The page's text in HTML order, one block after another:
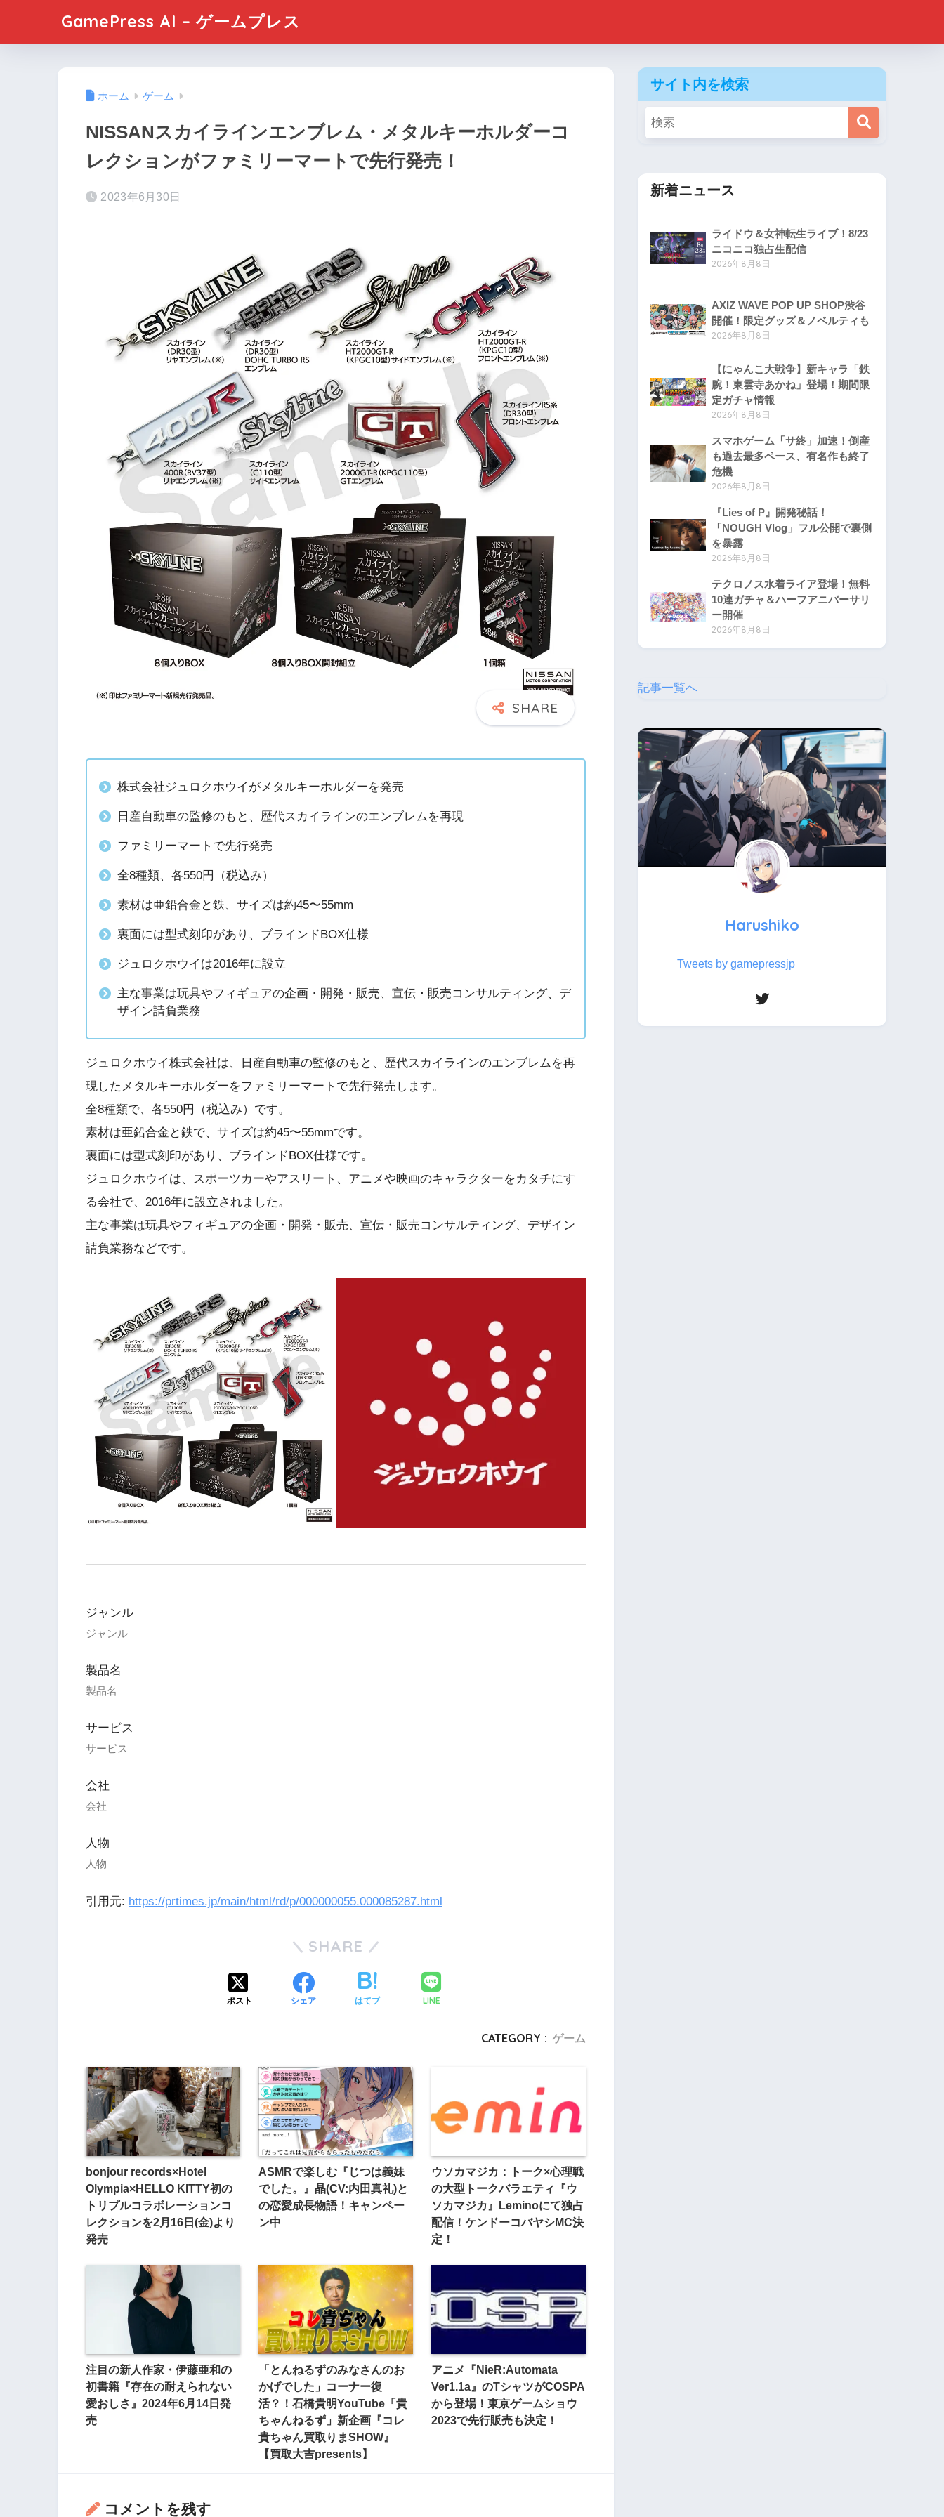
GamePress AI – ゲームプレス
ホーム ゲーム
NISSANスカイラインエンブレム・メタルキーホルダーコ
レクションがファミリーマートで先行発売！
2023年6月30日
株式会社ジュロクホウイがメタルキーホルダーを発売
日産自動車の監修のもと、歴代スカイラインのエンブレムを再現
ファミリーマートで先行発売
全8種類、各550円（税込み）
素材は亜鉛合金と鉄、サイズは約45〜55mm
裏面には型式刻印があり、ブラインドBOX仕様
ジュロクホウイは2016年に設立
主な事業は玩具やフィギュアの企画・開発・販売、宣伝・販売コンサルティング、デ
ザイン請負業務
ジュロクホウイ株式会社は、日産自動車の監修のもと、歴代スカイラインのエンブレムを再
現したメタルキーホルダーをファミリーマートで先行発売します。
全8種類で、各550円（税込み）です。
素材は亜鉛合金と鉄で、サイズは約45〜55mmです。
裏面には型式刻印があり、ブラインドBOX仕様です。
ジュロクホウイは、スポーツカーやアスリート、アニメや映画のキャラクターをカタチにす
る会社で、2016年に設立されました。
主な事業は玩具やフィギュアの企画・開発・販売、宣伝・販売コンサルティング、デザイン
請負業務などです。
ジャンル
ジャンル
製品名
製品名
サービス
サービス
会社
会社
人物
人物
引用元: https://prtimes.jp/main/html/rd/p/000000055.000085287.html
SHARE
ポスト シェア はてブ LINE
CATEGORY : ゲーム
bonjour records×Hotel
Olympia×HELLO KITTY初の
トリプルコラボレーションコ
レクションを2月16日(金)より
発売
ASMRで楽しむ『じつは義妹
でした。』晶(CV:内田真礼)と
の恋愛成長物語！キャンペー
ン中
ウソカマジカ：トーク×心理戦
の大型トークバラエティ『ウ
ソカマジカ』Leminoにて独占
配信！ケンドーコバヤシMC決
定！
注目の新人作家・伊藤亜和の
初書籍『存在の耐えられない
愛おしさ』2024年6月14日発
売
「とんねるずのみなさんのお
かげでした」コーナー復
活？！石橋貴明YouTube「貴
ちゃんねるず」新企画『コレ
貴ちゃん買取りまSHOW』
【買取大吉presents】
アニメ『NieR:Automata
Ver1.1a』のTシャツがCOSPA
から登場！東京ゲームショウ
2023で先行販売も決定！
コメントを残す
サイト内を検索
新着ニュース
ライドウ＆女神転生ライブ！8/23
ニコニコ独占生配信
2026年8月8日
AXIZ WAVE POP UP SHOP渋谷
開催！限定グッズ＆ノベルティも
2026年8月8日
【にゃんこ大戦争】新キャラ「鉄
腕！東雲寺あかね」登場！期間限
定ガチャ情報
2026年8月8日
スマホゲーム「サ終」加速！倒産
も過去最多ペース、有名作も終了
危機
2026年8月8日
『Lies of P』開発秘話！
「NOUGH Vlog」フル公開で裏側
を暴露
2026年8月8日
テクロノス水着ライア登場！無料
10連ガチャ＆ハーフアニバーサリ
ー開催
2026年8月8日
記事一覧へ
Harushiko
Tweets by gamepressjp